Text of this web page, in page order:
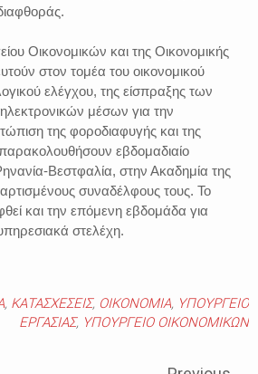
Οικονομικών και της Οικονομικής
στον τομέα του οικονομικού
ελέγχου, της είσπραξης των
μέσων για την
της φοροδιαφυγής και της
εβδομαδιαίο
Βεστφαλία, στην Ακαδημία της
συναδέλφους τους. Το
και την επόμενη εβδομάδα για
στελέχη.
, ΚΑΤΑΣΧΕΣΕΙΣ, ΟΙΚΟΝΟΜΙΑ, ΥΠΟΥΡΓΕΙΟ
ΕΡΓΑΣΙΑΣ, ΥΠΟΥΡΓΕΙΟ ΟΙΚΟΝΟΜΙΚΩΝ